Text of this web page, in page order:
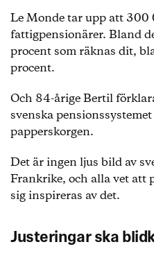
Le Monde tar upp att 300
fattigpensionärer. Bland
procent som räknas dit,
procent.
Och 84-årige Bertil
svenska
papperskorgen.
Det är ingen ljus bild av
Frankrike, och alla vet
sig inspireras av det.
Justeringar ska